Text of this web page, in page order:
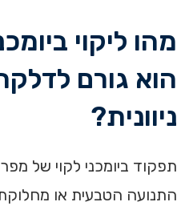
מהו ליקוי
הוא גורם
ניוונית?
תפקוד ביומכני לקוי של
התנועה הטבעית או